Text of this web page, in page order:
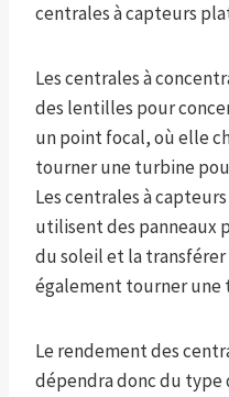
centrales à capteurs
Les centrales à
des lentilles pour
un point focal, où elle
tourner une turbine
Les centrales à
utilisent des panneaux
du soleil et la
également tourner une
Le rendement des
dépendra donc du type